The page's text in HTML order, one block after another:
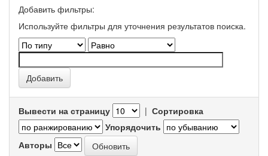
Добавить фильтры:
Используйте фильтры для уточнения результатов поиска.
Вывести на страницу | Сортировка
Упорядочить
Авторы